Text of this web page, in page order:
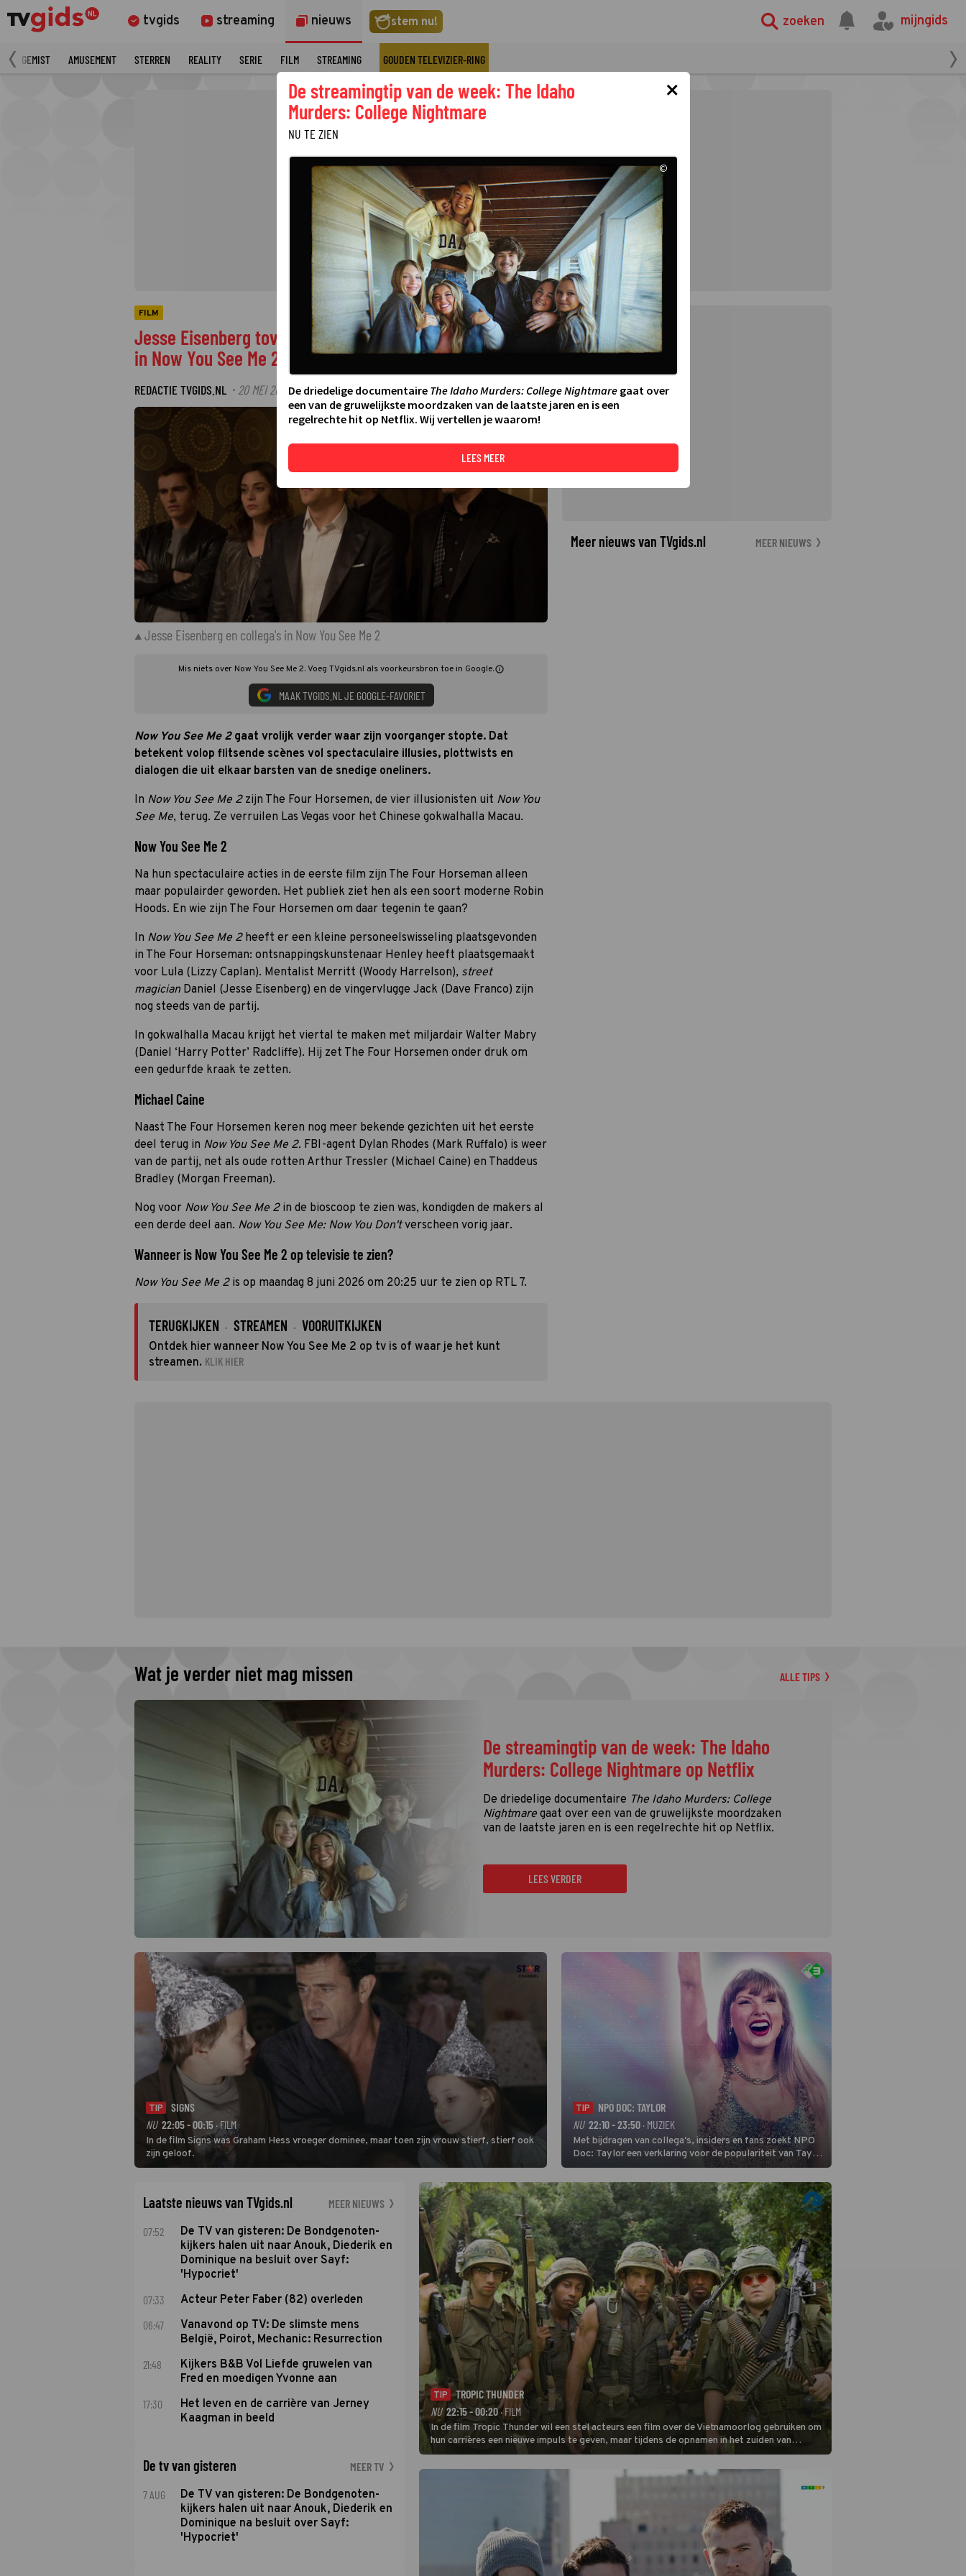
tvgids streaming nieuws stem nu! zoeken mijngids
GEMIST AMUSEMENT STERREN REALITY SERIE FILM STREAMING GOUDEN TELEVIZIER-RING
FILM
Jesse Eisenberg tovert opnieuw de sterren van de hemel
in Now You See Me 2
REDACTIE TVGIDS.NL · 20 MEI 2026 22:22·LAATSTE UPDATE: 22-05-26 09:45
©
Jesse Eisenberg en collega's in Now You See Me 2
Mis niets over Now You See Me 2. Voeg TVgids.nl als voorkeursbron toe in Google.
MAAK TVGIDS.NL JE GOOGLE-FAVORIET
Now You See Me 2 gaat vrolijk verder waar zijn voorganger stopte. Dat
betekent volop flitsende scènes vol spectaculaire illusies, plottwists en
dialogen die uit elkaar barsten van de snedige oneliners.
In Now You See Me 2zijn The Four Horsemen, de vier illusionisten uit Now You
See Me, terug. Ze verruilen Las Vegas voor het Chinese gokwalhalla Macau.
Now You See Me 2
Na hun spectaculaire acties in de eerste film zijn The Four Horseman alleen
maar populairder geworden. Het publiek ziet hen als een soort moderne Robin
Hoods. En wie zijn The Four Horsemen om daar tegenin te gaan?
In Now You See Me 2 heeft er een kleine personeelswisseling plaatsgevonden
in The Four Horseman: ontsnappingskunstenaar Henley heeft plaatsgemaakt
voor Lula (Lizzy Caplan). Mentalist Merritt (Woody Harrelson), street
magician Daniel (Jesse Eisenberg) en de vingervlugge Jack (Dave Franco) zijn
nog steeds van de partij.
In gokwalhalla Macau krijgt het viertal te maken met miljardair Walter Mabry
(Daniel ‘Harry Potter’ Radcliffe). Hij zet The Four Horsemen onder druk om
een gedurfde kraak te zetten.
Michael Caine
Naast The Four Horsemen keren nog meer bekende gezichten uit het eerste
deel terug in Now You See Me 2. FBI-agent Dylan Rhodes (Mark Ruffalo) is weer
van de partij, net als oude rotten Arthur Tressler (Michael Caine) en Thaddeus
Bradley (Morgan Freeman).
Nog voor Now You See Me 2 in de bioscoop te zien was, kondigden de makers al
een derde deel aan. Now You See Me: Now You Don'tverscheen vorig jaar.
Wanneer is Now You See Me 2 op televisie te zien?
Now You See Me 2is op maandag 8 juni 2026 om 20:25 uur te zien op RTL 7.
TERUGKIJKEN · STREAMEN · VOORUITKIJKEN
Ontdek hier wanneer Now You See Me 2 op tv is of waar je het kunt
streamen. KLIK HIER
Meer nieuws van TVgids.nl MEER NIEUWS
Wat je verder niet mag missen ALLE TIPS
De streamingtip van de week: The Idaho
Murders: College Nightmare op Netflix
De driedelige documentaire The Idaho Murders: College
Nightmare gaat over een van de gruwelijkste moordzaken
van de laatste jaren en is een regelrechte hit op Netflix.
LEES VERDER
TIP
SIGNS
NU 22:05 - 00:15 · FILM
In de film Signs was Graham Hess vroeger dominee, maar toen zijn vrouw stierf, stierf ook
zijn geloof.
TIP
NPO DOC: TAYLOR
NU 22:10 - 23:50 · MUZIEK
Met bijdragen van collega's, insiders en fans zoekt NPO
Doc: Taylor een verklaring voor de populariteit van Taylor
Swift. De singer-songwriter is een van de succesvolste
sterren van onze tijd en een inspiratie voor velen. (HH)
Laatste nieuws van TVgids.nl MEER NIEUWS
07:52
De TV van gisteren: De Bondgenoten-
kijkers halen uit naar Anouk, Diederik en
Dominique na besluit over Sayf:
'Hypocriet'
07:33 Acteur Peter Faber (82) overleden
06:47
Vanavond op TV: De slimste mens
België, Poirot, Mechanic: Resurrection
21:48
Kijkers B&B Vol Liefde gruwelen van
Fred en moedigen Yvonne aan
17:30
Het leven en de carrière van Jerney
Kaagman in beeld
De tv van gisteren MEER TV
7 AUG
De TV van gisteren: De Bondgenoten-
kijkers halen uit naar Anouk, Diederik en
Dominique na besluit over Sayf:
'Hypocriet'
TIP
TROPIC THUNDER
NU 22:15 - 00:20· FILM
In de film Tropic Thunder wil een stel acteurs een film over de Vietnamoorlog gebruiken om
hun carrières een nieuwe impuls te geven, maar tijdens de opnamen in het zuiden van
Vietnam komen ze in een oorlog tussen twee drugsbendes terecht.
×
De streamingtip van de week: The Idaho
Murders: College Nightmare
NU TE ZIEN
©
De driedelige documentaire The Idaho Murders: College Nightmaregaat over
een van de gruwelijkste moordzaken van de laatste jaren en is een
regelrechte hit op Netflix. Wij vertellen je waarom!
LEES MEER